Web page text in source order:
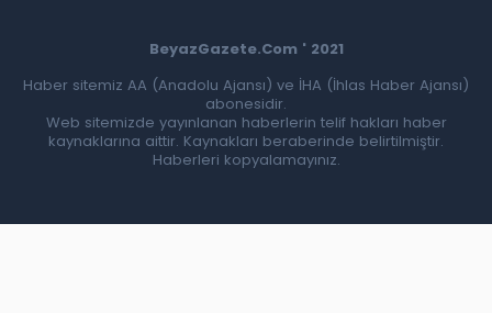
BeyazGazete.Com ' 2021
Haber sitemiz AA (Anadolu Ajansı) ve İHA (İhlas Haber Ajansı)
abonesidir.
Web sitemizde yayınlanan haberlerin telif hakları haber
kaynaklarına aittir. Kaynakları beraberinde belirtilmiştir.
Haberleri kopyalamayınız.